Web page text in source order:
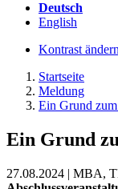
Deutsch
English
Kontrast ändern
Startseite
Meldung
Ein Grund
Ein Grund
27.08.2024 | MBA,